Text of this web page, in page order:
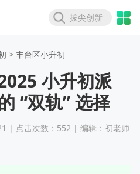
拔尖创新
> 丰台区小升初
小升初派
“双轨” 选择
| 点击次数：552 | 编辑：初老师